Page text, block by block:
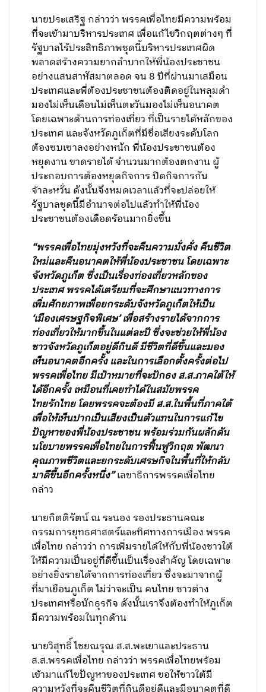
นายประเสริฐ กล่าวว่า พรรคเพื่อไทยมีความพร้อม
ที่จะเข้ามาบริหารประเทศ เพื่อแก้ไขวิกฤตต่างๆ ที่
รัฐบาลไร้ประสิทธิภาพชุดนี้บริหารประเทศผิด
พลาดสร้างความยากลำบากให้พี่น้องประชาชน
อย่างแสนสาหัสมาตลอด จน 8 ปีที่ผ่านมาเสมือน
ประเทศและพี่ต้องประชาชนต้องติดอยู่ในหลุมดำ
มองไม่เห็นเดือนไม่เห็นตะวันมองไม่เห็นอนาคต
โดยเฉพาะด้านการท่องเที่ยว ที่เป็นรายได้หลักของ
ประเทศ และจังหวัดภูเก็ตที่มีชื่อเสียงระดับโลก
ต้องซบเซาลงอย่างหนัก พี่น้องประชาชนต้อง
หยุดงาน ขาดรายได้ จำนวนมากต้องตกงาน ผู้
ประกอบการต้องหยุดกิจการ ปิดกิจการกัน
จ้าละหวั่น ดังนั้นจึงหมดเวลาแล้วที่จะปล่อยให้
รัฐบาลชุดนี้มีอำนาจต่อไปแล้วทำให้พี่น้อง
ประชาชนต้องเดือดร้อนมากยิ่งขึ้น
“พรรคเพื่อไทยมุ่งหวังที่จะคืนความมั่งคั่ง คืนชีวิต
ใหม่และคืนอนาคตให้พี่น้องประชาชน โดยเฉพาะ
จังหวัดภูเก็ต ซึ่งเป็นเรื่องท่องเที่ยวหลักของ
ประเทศ พรรคได้เตรียมที่จะศึกษาแนวทางการ
เพิ่มศักยภาพเพื่อยกระดับจังหวัดภูเก็ตให้เป็น
‘เมืองเศรษฐกิจพิเศษ’ เพื่อสร้างรายได้จากการ
ท่องเที่ยวให้มากขึ้นในแต่ละปี ซึ่งจะช่วยให้พี่น้อง
ชาวจังหวัดภูเก็ตอยู่ดีกินดี มีชีวิตที่ดีขึ้นและมอง
เห็นอนาคตอีกครั้ง และในการเลือกตั้งครั้งต่อไป
พรรคเพื่อไทย มีเป้าหมายที่จะปักธง ส.ส.ภาคใต้ให้
ได้อีกครั้ง เหมือนที่เคยทำได้ในสมัยพรรค
ไทยรักไทย โดยพรรคจะต้องมี ส.ส.ในพื้นที่ภาคใต้
เพื่อให้เห็นปากเป็นเสียงเป็นตัวแทนในการแก้ไข
ปัญหาของพี่น้องประชาชน พร้อมร่วมกันผลักดัน
นโยบายพรรคเพื่อไทยในการฟื้นฟูวิกฤต พัฒนา
คุณภาพชีวิตและยกระดับเศรษกิจในพื้นที่ให้กลับ
มาดึขึ้นอีกครั้งหนึ่ง”เลขาธิการพรรคเพื่อไทย
กล่าว
นายกิตติรัตน์ ณ ระนอง รองประธานคณะ
กรรมการยุทธศาสตร์และทิศทางการเมือง พรรค
เพื่อไทย กล่าวว่า การเพิ่มรายได้ให้กับพี่น้องชาวใต้
ให้มีความเป็นอยู่ที่ดีขึ้นเป็นเรื่องสำคัญ โดยเฉพาะ
อย่างยิ่งรายได้จากการท่องเที่ยว ซึ่งจะมาจากผู้
ที่มาเยือนภูเก็ต ไม่ว่าจะเป็น คนไทย ชาวต่าง
ประเทศหรือนักธุรกิจ ดังนั้นเราจึงต้องทำให้ภูเก็ต
มีความพร้อมในทุกด้าน
นายวิสุทธิ์ ไชยณรุณ ส.ส.พะเยาและประธาน
ส.ส.พรรคเพื่อไทย กล่าวว่า พรรคเพื่อไทยพร้อม
เข้ามาแก้ไขปัญหาของประเทศ ขอให้ชาวใต้มี